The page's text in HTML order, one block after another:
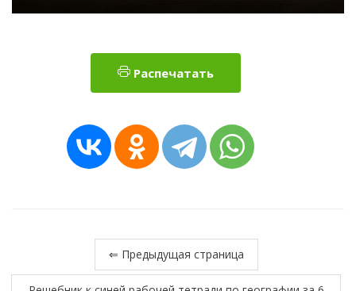
Распечатать
⇐ Предыдущая страница